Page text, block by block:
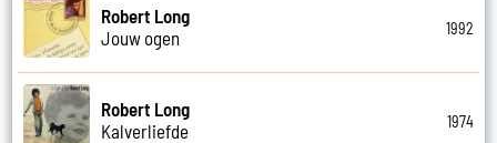
Robert Long
Jouw ogen
1992
Robert Long
Kalverliefde
1974